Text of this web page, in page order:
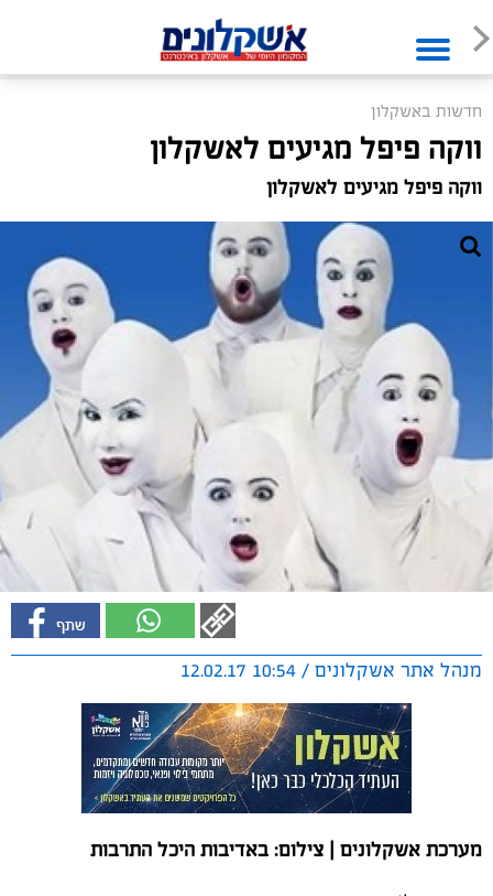
חדשות באשקלון
ווקה פיפל מגיעים לאשקלון
ווקה פיפל מגיעים לאשקלון
מנהל אתר אשקלונים / 10:54 12.02.17
מערכת אשקלונים | צילום: באדיבות היכל התרבות